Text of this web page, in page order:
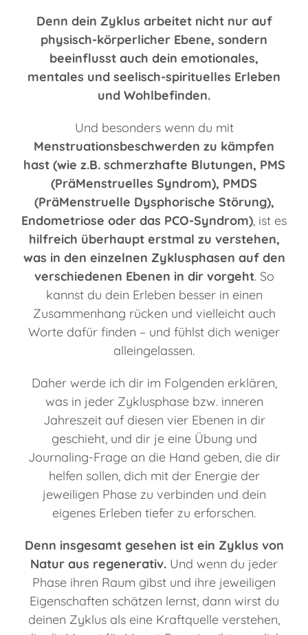
Denn dein Zyklus arbeitet nicht nur auf
physisch-körperlicher Ebene, sondern
beeinflusst auch dein emotionales,
mentales und seelisch-spirituelles Erleben
und Wohlbefinden.
Und besonders wenn du mit
Menstruationsbeschwerden zu kämpfen
hast (wie z.B. schmerzhafte Blutungen, PMS
(PräMenstruelles Syndrom), PMDS
(PräMenstruelle Dysphorische Störung),
Endometriose oder das PCO-Syndrom), ist es
hilfreich überhaupt erstmal zu verstehen,
was in den einzelnen Zyklusphasen auf den
verschiedenen Ebenen in dir vorgeht. So
kannst du dein Erleben besser in einen
Zusammenhang rücken und vielleicht auch
Worte dafür finden – und fühlst dich weniger
alleingelassen.
Daher werde ich dir im Folgenden erklären,
was in jeder Zyklusphase bzw. inneren
Jahreszeit auf diesen vier Ebenen in dir
geschieht, und dir je eine Übung und
Journaling-Frage an die Hand geben, die dir
helfen sollen, dich mit der Energie der
jeweiligen Phase zu verbinden und dein
eigenes Erleben tiefer zu erforschen.
Denn insgesamt gesehen ist ein Zyklus von
Natur aus regenerativ. Und wenn du jeder
Phase ihren Raum gibst und ihre jeweiligen
Eigenschaften schätzen lernst, dann wirst du
deinen Zyklus als eine Kraftquelle verstehen,